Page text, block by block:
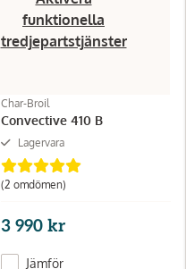
funktionella
tredjepartstjänster
Char-Broil
Convective 410 B
Lagervara
(2 omdömen)
3 990 kr
Jämför